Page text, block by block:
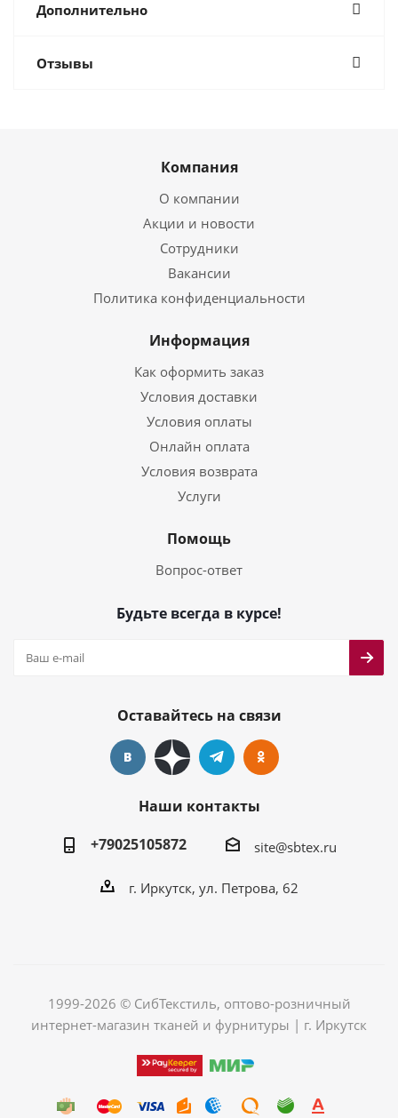
Дополнительно
Отзывы
Компания
О компании
Акции и новости
Сотрудники
Вакансии
Политика конфиденциальности
Информация
Как оформить заказ
Условия доставки
Условия оплаты
Онлайн оплата
Условия возврата
Услуги
Помощь
Вопрос-ответ
Будьте всегда в курсе!
Оставайтесь на связи
Наши контакты
+79025105872
site@sbtex.ru
г. Иркутск, ул. Петрова, 62
1999-2026 © СибТекстиль, оптово-розничный
интернет-магазин тканей и фурнитуры | г. Иркутск